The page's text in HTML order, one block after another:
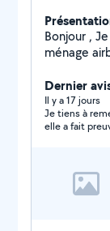
Bonjour ,
ménage
Ponctuel,
besoins et
propre,
Dernier
Il y a 17 jours
Je tiens à
elle a fait